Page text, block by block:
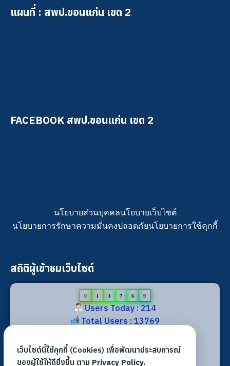
แผนที่ : สพป.ขอนแก่น เขต 2
FACEBOOK สพป.ขอนแก่น เขต 2
นโยบายส่วนบุคคลนโยบายเว็บไซต์
นโยบายการรักษาความมั่นคงปลอดภัยนโยบายการใช้คุกกี้
สถิติผู้เข้าชมเว็บไซต์
0 1 3 7 6 9
Users Today : 214
Total Users : 13769
Total views : 31841
Who's Online : 3
เว็บไซต์นี้ใช้คุกกี้ (Cookies) เพื่อพัฒนาประสบการณ์
ของผู้ใช้ให้ดียิ่งขึ้น ตาม Privacy Policy.